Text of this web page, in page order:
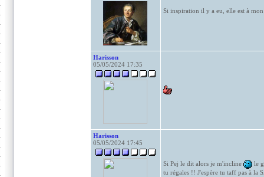
Si inspiration il y a eu, elle est à
Harisson
05/05/2024 17:35
Harisson
05/05/2024 17:45
Si Pej le dit alors je m'incline
le
tu régales !! J'espère tu taff pas à la